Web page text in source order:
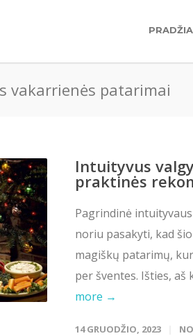
PRADŽIA
vakarrienės patarimai
Intuityvus
praktinės
Pagrindinė
noriu pasakyti, kad
magiškų patarimų,
per šventes. Išties, aš
more →
14 GRUODŽIO, 2023